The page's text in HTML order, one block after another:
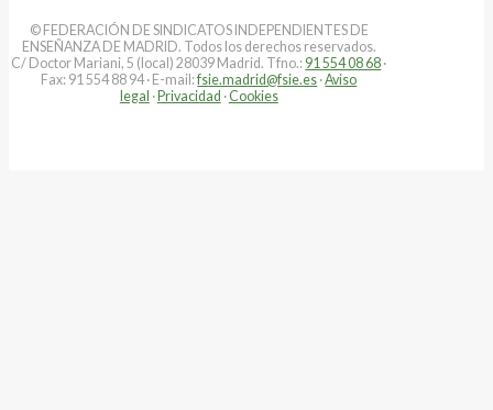
© FEDERACIÓN DE SINDICATOS INDEPENDIENTES DE
ENSEÑANZA DE MADRID. Todos los derechos reservados.
C/ Doctor Mariani, 5 (local) 28039 Madrid. Tfno.: 91 554 08 68 ·
Fax: 91 554 88 94 · E-mail:fsie.madrid@fsie.es ·Aviso
legal ·Privacidad · Cookies